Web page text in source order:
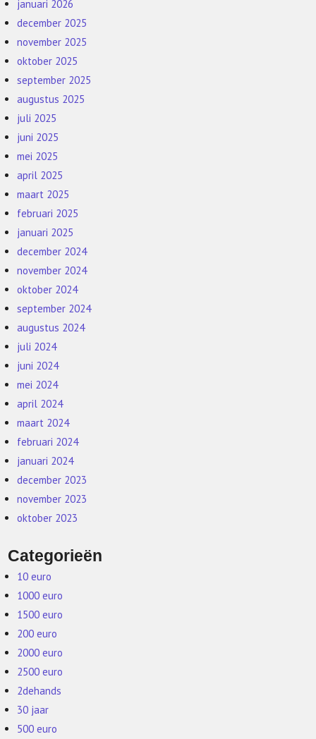
januari 2026
december 2025
november 2025
oktober 2025
september 2025
augustus 2025
juli 2025
juni 2025
mei 2025
april 2025
maart 2025
februari 2025
januari 2025
december 2024
november 2024
oktober 2024
september 2024
augustus 2024
juli 2024
juni 2024
mei 2024
april 2024
maart 2024
februari 2024
januari 2024
december 2023
november 2023
oktober 2023
Categorieën
10 euro
1000 euro
1500 euro
200 euro
2000 euro
2500 euro
2dehands
30 jaar
500 euro